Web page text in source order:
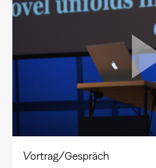
Vortrag/Gespräch